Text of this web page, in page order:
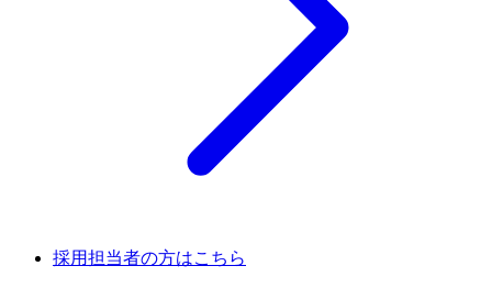
採用担当者の方はこちら